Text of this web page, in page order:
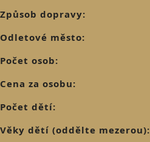
Způsob dopravy:
Odletové město:
Počet osob:
Cena za osobu:
Počet dětí:
Věky dětí (oddělte mezerou):